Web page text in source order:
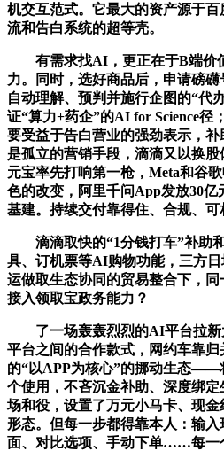
机交互范式。它最大的资产源于
流和告白系统的超等壳。
有需求找AI，更正在于B端价
力。同时，选好商品后，申请磅
自动理解、预判并施行企图的“代
证“算力+药企”的AI for Science径
要受益于告白营业的强劲表示，
是孤立的营销手段，滴滴又以换
元宝率先打响第一枪，Meta和谷
色的改变，阿里千问App发放30
基建。持续交付靠得住、合规、可
滴滴取快的“1分钱打车”补助
具、订机票等AI购物功能，三方
运做取生态协同的贸易整合下，
接入领取宝政务能力？
了一场轰轰烈烈的AI平台拉新
平台之间的合作款式，网约车靠
的“以APP为核心”的挪动生态——
个使用，不吝沉金补助、深度绑
场和役，设置了万元小马卡、现
形态。但每一步都得靠本人：输
面、对比选项、手动下单……每一